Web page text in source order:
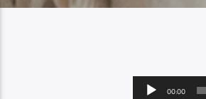
Audio
00:00